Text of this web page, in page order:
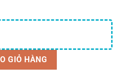
GIỎ HÀNG